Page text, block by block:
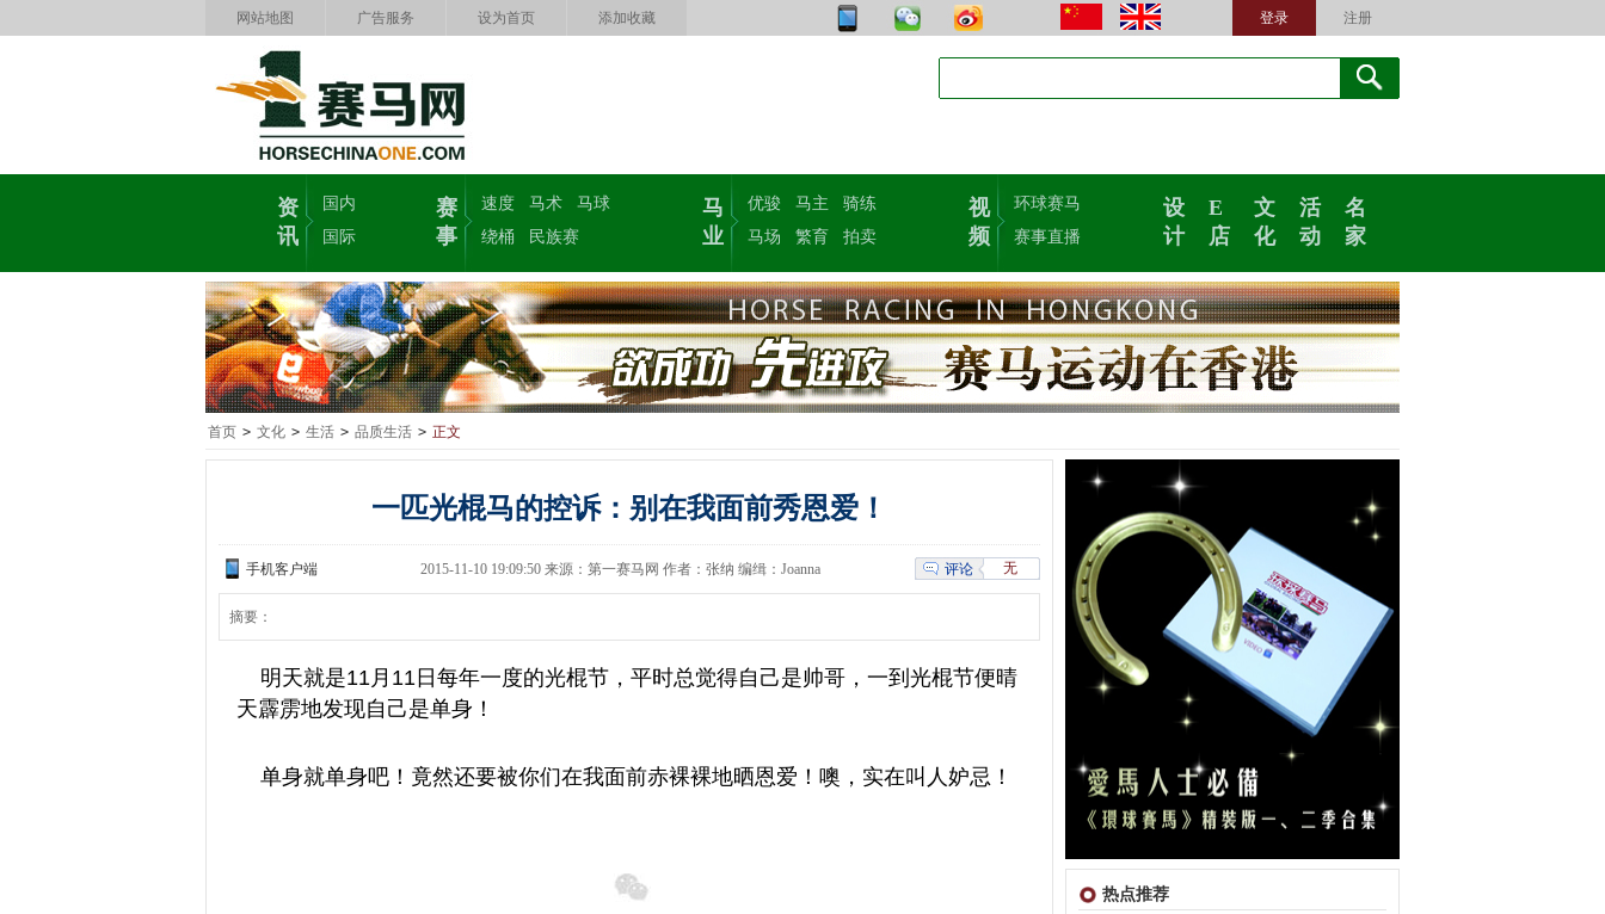
注册
登录
网站地图 广告服务 设为首页 添加收藏
资
讯
国内
国际
赛
事
速度 马术
马球
绕桶
民族赛
马
业
优骏 马主
骑练
马场
繁育 拍卖
视
频
环球赛马
赛事直播
设
计
E
店
文
化
活
动
名
家
首页 > 文化 > 生活 > 品质生活 > 正文
热点推荐
一匹光棍马的控诉：别在我面前秀恩爱！
评论 无
手机客户端 2015-11-10 19:09:50 来源：第一赛马网 作者：张纳 编缉：Joanna
摘要：
明天就是11月11日每年一度的光棍节，平时总觉得自己是帅哥，一到光棍节便晴
天霹雳地发现自己是单身！
单身就单身吧！竟然还要被你们在我面前赤裸裸地晒恩爱！噢，实在叫人妒忌！